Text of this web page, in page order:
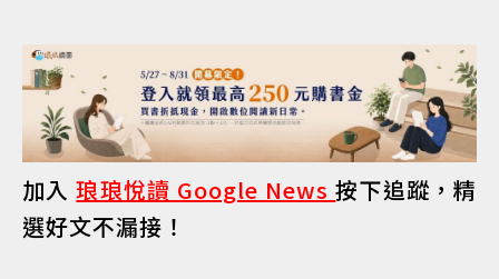
加入琅琅悅讀 Google News按下追蹤，精
選好文不漏接！